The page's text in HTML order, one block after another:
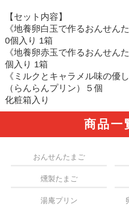
【セット内容】
《地養卵白玉で作るおんせん
0個入り 1箱
《地養卵赤玉で作るおんせん
個入り 1箱
《ミルクとキャラメル味の優
（らんらんプリン）５個
化粧箱入り
商品一
おんせんたまご
燻製たまご
湯庵プリン